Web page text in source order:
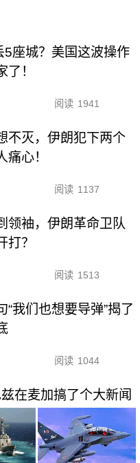
5座城？美国这波操作
了！
阅读 1941
不灭，伊朗犯下两个
痛心！
阅读 1137
领袖，伊朗革命卫队
打？
阅读 1513
“我们也想要导弹”揭了
阅读 1044
在麦加搞了个大新闻